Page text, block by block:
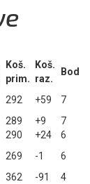
Koš.
prim.
Koš.
raz.
Bod
292 +59
7
289 +9
7
290 +24
6
269 -1
6
362 -91 4